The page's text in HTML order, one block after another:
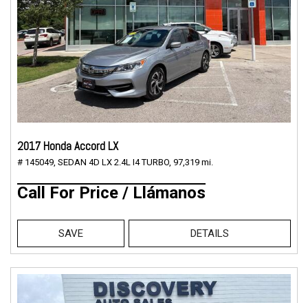
2017 Honda Accord LX
# 145049, SEDAN 4D LX 2.4L I4 TURBO, 97,319 mi.
Call For Price / Llámanos
SAVE DETAILS